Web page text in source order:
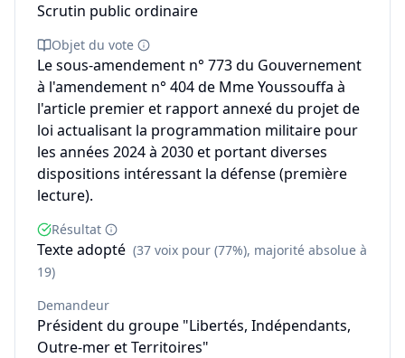
Scrutin public ordinaire
Objet du vote
Le sous-amendement n° 773 du Gouvernement
à l'amendement n° 404 de Mme Youssouffa à
l'article premier et rapport annexé du projet de
loi actualisant la programmation militaire pour
les années 2024 à 2030 et portant diverses
dispositions intéressant la défense (première
lecture).
Résultat
Texte adopté (37 voix pour (77%), majorité absolue à
19)
Demandeur
Président du groupe "Libertés, Indépendants,
Outre-mer et Territoires"